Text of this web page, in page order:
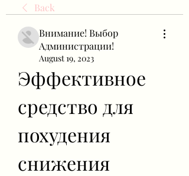
Back
Внимание! Выбор
Администрации!
August 19, 2023
Эффективное
средство для
похудения
снижения